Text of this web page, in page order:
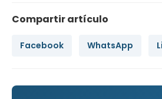
Compartir artículo
Facebook WhatsApp